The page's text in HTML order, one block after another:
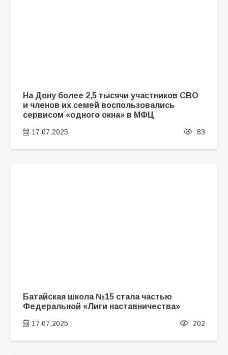
На Дону более 2,5 тысячи участников СВО
и членов их семей воспользовались
сервисом «одного окна» в МФЦ
17.07.2025 83
Батайская школа №15 стала частью
Федеральной «Лиги наставничества»
17.07.2025 202